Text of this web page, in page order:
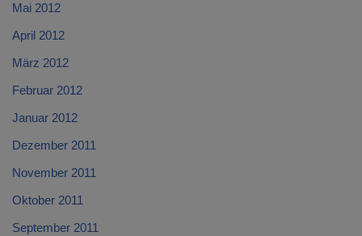
Mai 2012
April 2012
März 2012
Februar 2012
Januar 2012
Dezember 2011
November 2011
Oktober 2011
September 2011